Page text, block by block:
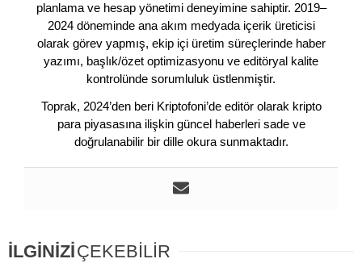
planlama ve hesap yönetimi deneyimine sahiptir. 2019–
2024 döneminde ana akım medyada içerik üreticisi
olarak görev yapmış, ekip içi üretim süreçlerinde haber
yazımı, başlık/özet optimizasyonu ve editöryal kalite
kontrolünde sorumluluk üstlenmiştir.
Toprak, 2024’den beri Kriptofoni’de editör olarak kripto
para piyasasına ilişkin güncel haberleri sade ve
doğrulanabilir bir dille okura sunmaktadır.
İLGİNİZİÇEKEBİLİR